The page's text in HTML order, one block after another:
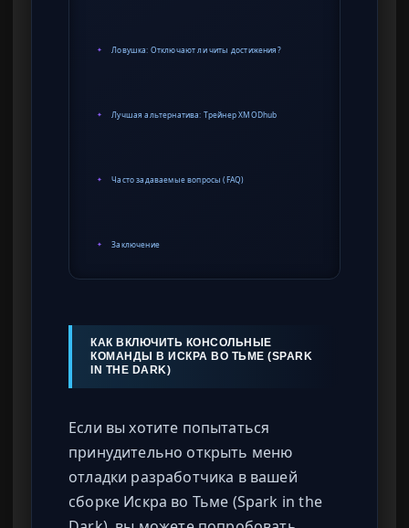
✦ Ловушка: Отключают ли читы достижения?
✦ Лучшая альтернатива: Трейнер XMODhub
✦ Часто задаваемые вопросы (FAQ)
✦ Заключение
КАК ВКЛЮЧИТЬ КОНСОЛЬНЫЕ
КОМАНДЫ В ИСКРА ВО ТЬМЕ (SPARK
IN THE DARK)
Если вы хотите попытаться
принудительно открыть меню
отладки разработчика в вашей
сборке Искра во Тьме (Spark in the